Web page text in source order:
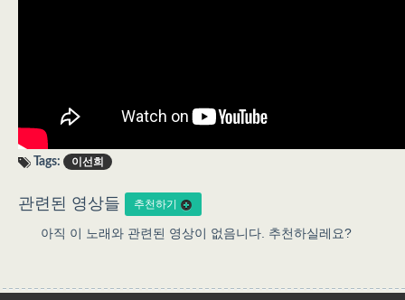
Tags: 이선희
관련된 영상들 추천하기
아직 이 노래와 관련된 영상이 없음니다. 추천하실레요?